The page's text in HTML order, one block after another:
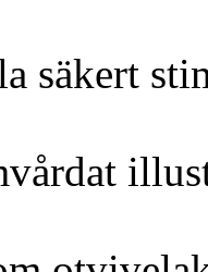
säkert